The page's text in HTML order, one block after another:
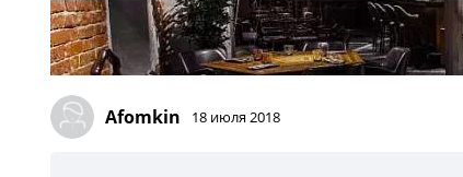
Afomkin 18 июля 2018